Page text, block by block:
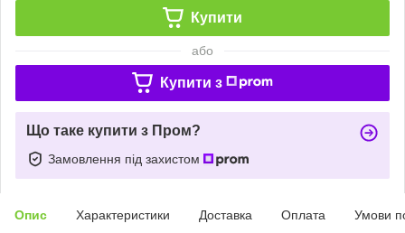
Купити
або
Купити з
Що таке купити з Пром?
Замовлення під захистом
Опис Характеристики Доставка Оплата Умови